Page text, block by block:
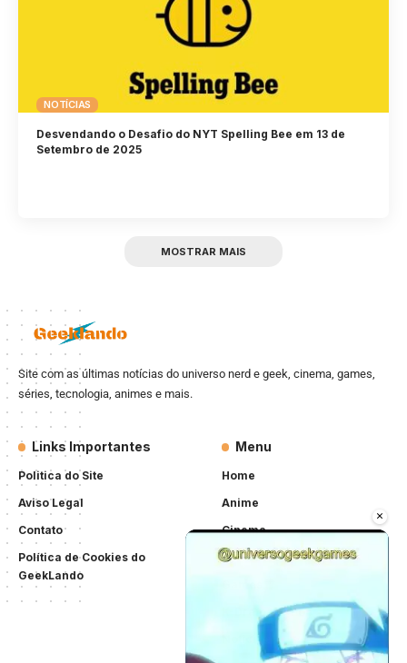
×
NOTÍCIAS
Desvendando o Desafio do NYT Spelling Bee em 13 de
Setembro de 2025
MOSTRAR MAIS
Site com as últimas notícias do universo nerd e geek, cinema, games,
séries, tecnologia, animes e mais.
Links Importantes
Politica do Site
Aviso Legal
Contato
Política de Cookies do
GeekLando
Menu
Home
Anime
Cinema
Séries
K-Drama/K-Pop
Notícias